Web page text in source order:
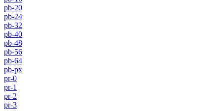
pb-20
pb-24
pb-32
pb-40
pb-48
pb-56
pb-64
pb-px
pr-0
pr-1
pr-2
pr-3